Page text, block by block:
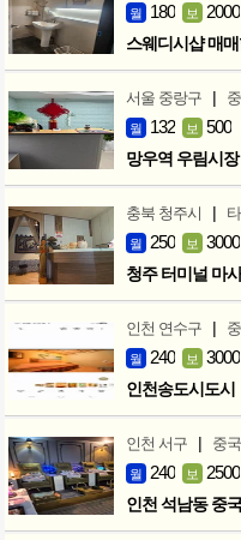
월 180 보 2000
스웨디시샵 매
서울 중랑구 |
월 132 보 500
망우역 우림시
충북 청주시 |
월 250 보 3000
청주 터미널 마
인천 연수구 |
월 240 보 3000
인천송도시도시
인천 서구 | 중
월 240 보 2500
인천 석남동 중